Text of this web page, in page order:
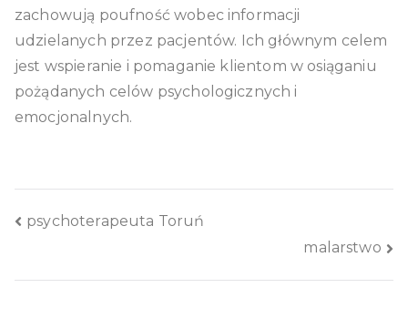
zachowują poufność wobec informacji
udzielanych przez pacjentów. Ich głównym celem
jest wspieranie i pomaganie klientom w osiąganiu
pożądanych celów psychologicznych i
emocjonalnych.
Nawigacja
psychoterapeuta Toruń
malarstwo